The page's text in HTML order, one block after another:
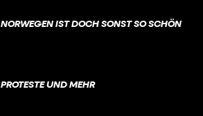
NORWEGEN IST DOCH SONST SO SCHÖN
PROTESTE UND MEHR